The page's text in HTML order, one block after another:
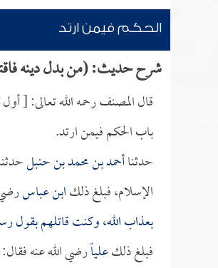
الحكم فيمن ارتد
شرح حديث: (من بدل دينه
قال المصنف رحمه الله تعالى: [
باب الحكم فيمن ارتد.
حدثناأحمد بن محمد بن حنبل
الإسلام، فبلغ ذلكابن عباس
بعذاب الله، وكنت قاتلهم بقول
فبلغ ذلكعلياًرضي الله عنه